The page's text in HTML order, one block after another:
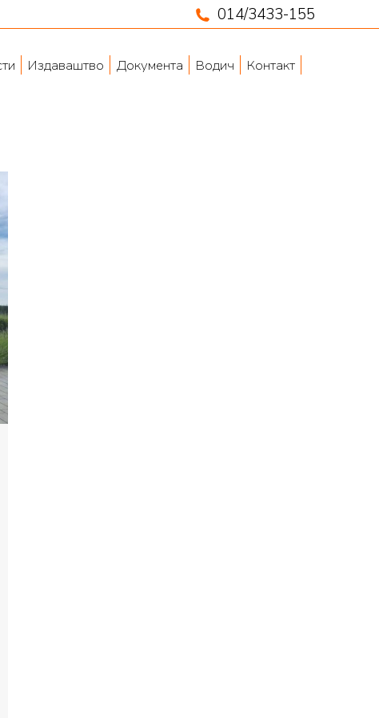
014/3433-155
Издаваштво Документа Водич Контакт